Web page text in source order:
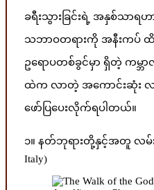
ခရီးသွားခြင်းရဲ့ အနှစ်သာရဟ
သဘာဝတရားကို အနီးကပ် ထိတွ
ဥရောပတစ်ခွင်မှာ ရှိတဲ့ က
ထဲက လာတဲ့ အကောင်းဆုံး လမ်
ဖော်ပြပေးလိုက်ရပါတယ်။
၁။ နတ်ဘုရားတို့နှင့်အတူ လမ်းလ
Italy)